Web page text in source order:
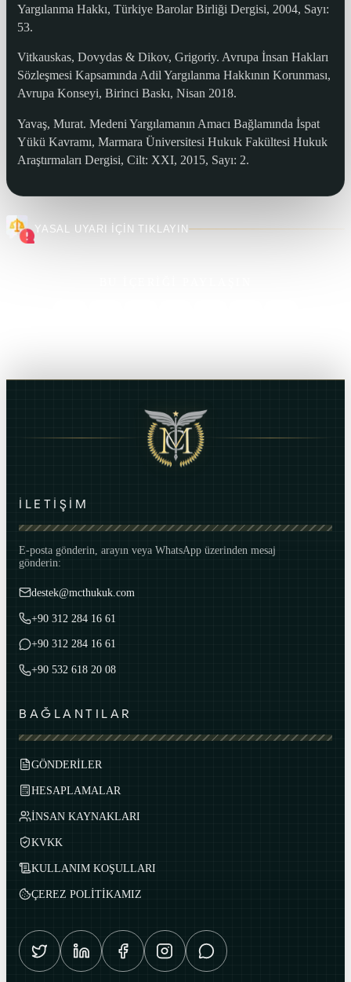
Yargılanma Hakkı, Türkiye Barolar Birliği Dergisi, 2004, Sayı:
53.
Vitkauskas, Dovydas & Dikov, Grigoriy. Avrupa İnsan Hakları
Sözleşmesi Kapsamında Adil Yargılanma Hakkının Korunması,
Avrupa Konseyi, Birinci Baskı, Nisan 2018.
Yavaş, Murat. Medeni Yargılamanın Amacı Bağlamında İspat
Yükü Kavramı, Marmara Üniversitesi Hukuk Fakültesi Hukuk
Araştırmaları Dergisi, Cilt: XXI, 2015, Sayı: 2.
YASAL UYARI İÇİN TIKLAYIN
İLETİŞİM
E-posta gönderin, arayın veya WhatsApp üzerinden mesaj
gönderin:
destek@mcthukuk.com
+90 312 284 16 61
+90 312 284 16 61
+90 532 618 20 08
BAĞLANTILAR
GÖNDERİLER
HESAPLAMALAR
İNSAN KAYNAKLARI
KVKK
KULLANIM KOŞULLARI
ÇEREZ POLİTİKAMIZ